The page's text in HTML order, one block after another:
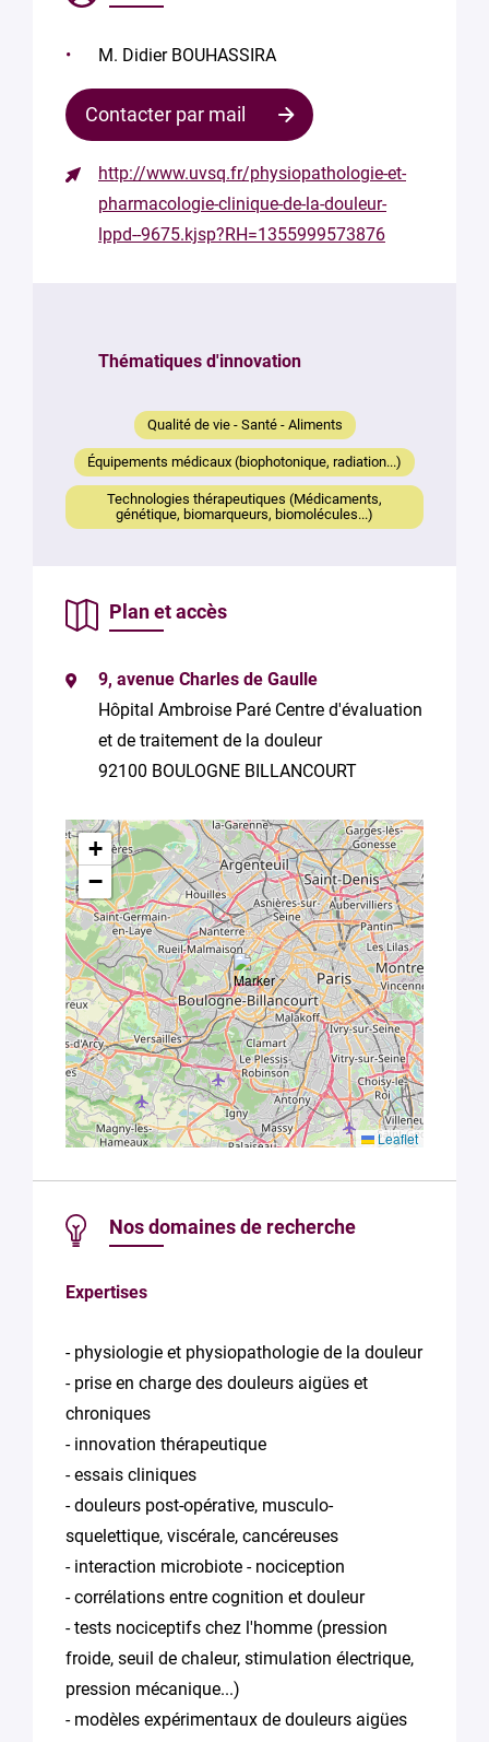
M. Didier BOUHASSIRA
Contacter par mail
Contacter
le
responsable
message
En soumettant
consentez au
traitement de
conformément
à laPolitique
confidentialité
de Plug in labs
Université
Paris-Saclay*
http://www.uvsq.fr/physiopathologie-et-
pharmacologie-clinique-de-la-douleur-
lppd--9675.kjsp?RH=1355999573876
Thématiques d'innovation
Qualité de vie - Santé - Aliments
Équipements médicaux (biophotonique, radiation...)
Technologies thérapeutiques (Médicaments,
génétique, biomarqueurs, biomolécules...)
Plan et accès
9, avenue Charles de Gaulle
Hôpital Ambroise Paré Centre d'évaluation
et de traitement de la douleur
92100 BOULOGNE BILLANCOURT
+
−
Leaflet
Nos domaines de recherche
Expertises
- physiologie et physiopathologie de la douleur
- prise en charge des douleurs aigües et
chroniques
- innovation thérapeutique
- essais cliniques
- douleurs post-opérative, musculo-
squelettique, viscérale, cancéreuses
- interaction microbiote - nociception
- corrélations entre cognition et douleur
- tests nociceptifs chez l'homme (pression
froide, seuil de chaleur, stimulation électrique,
pression mécanique...)
- modèles expérimentaux de douleurs aigües